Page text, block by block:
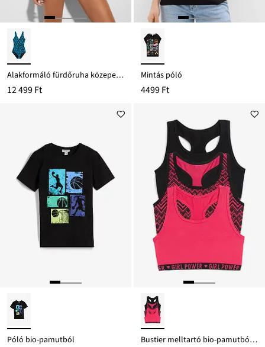
Alakformáló fürdőruha közepes formáló hatással, átkötős hatásban
12 499 Ft
Mintás póló
4499 Ft
Póló bio-pamutból Bustier melltartó bio-pamutból (3 db-os csomag)